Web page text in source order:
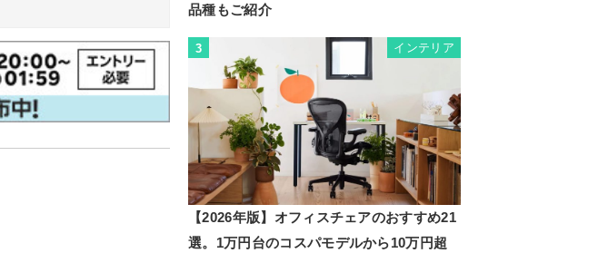
品種もご紹介
3 インテリア
【2026年版】オフィスチェアのおすすめ21
選。1万円台のコスパモデルから10万円超